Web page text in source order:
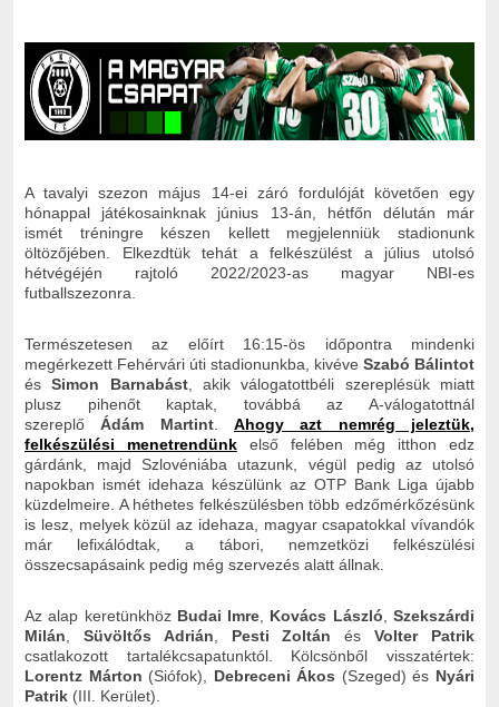
A tavalyi szezon május 14-ei záró fordulóját követően egy
hónappal játékosainknak június 13-án, hétfőn délután már
ismét tréningre készen kellett megjelenniük stadionunk
öltözőjében. Elkezdtük tehát a felkészülést a július utolsó
hétvégéjén rajtoló 2022/2023-as magyar NBI-es
futballszezonra.
Természetesen az előírt 16:15-ös időpontra mindenki
megérkezett Fehérvári úti stadionunkba, kivéve Szabó Bálintot
ésSimon Barnabást, akik válogatottbéli szereplésük miatt
plusz pihenőt kaptak, továbbá az A-válogatottnál
szereplőÁdám Martint.Ahogy azt nemrég jeleztük,
felkészülési menetrendünkelső felében még itthon edz
gárdánk, majd Szlovéniába utazunk, végül pedig az utolsó
napokban ismét idehaza készülünk az OTP Bank Liga újabb
küzdelmeire. A héthetes felkészülésben több edzőmérkőzésünk
is lesz, melyek közül az idehaza, magyar csapatokkal vívandók
már lefixálódtak, a tábori, nemzetközi felkészülési
összecsapásaink pedig még szervezés alatt állnak.
Az alap keretünkhöz Budai Imre, Kovács László,Szekszárdi
Milán, Süvöltős Adrián, Pesti Zoltán ésVolter Patrik
csatlakozott tartalékcsapatunktól. Kölcsönből visszatértek:
Lorentz Márton (Siófok), Debreceni Ákos (Szeged) és Nyári
Patrik (III. Kerület).